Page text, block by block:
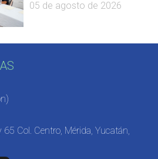
05 de agosto de 2026
Col. Centro, Mérida, Yucatán,